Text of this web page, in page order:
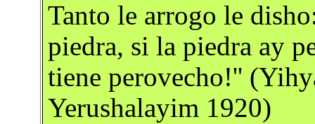
Tanto le arrogo le
piedra, si la piedra ay
tiene perovecho!''
Yerushalayim 1920)